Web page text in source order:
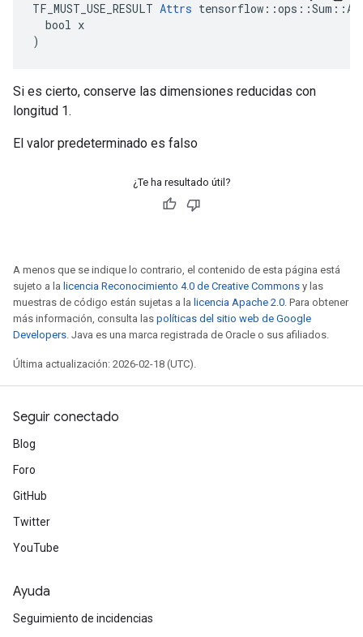
TF_MUST_USE_RESULT Attrs
  bool x
)
Si es cierto, conserve las dimensiones reducidas con
longitud 1.
El valor predeterminado es falso
¿Te ha resultado útil?
A menos que se indique lo contrario, el contenido de esta página está
sujeto a la licencia Reconocimiento 4.0 de Creative Commons y las
muestras de código están sujetas a la licencia Apache 2.0. Para obtener
más información, consulta las políticas del sitio web de Google
Developers. Java es una marca registrada de Oracle o sus afiliados.
Última actualización: 2026-02-18 (UTC).
Seguir conectado
Blog
Foro
GitHub
Twitter
YouTube
Ayuda
Seguimiento de incidencias